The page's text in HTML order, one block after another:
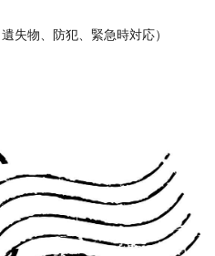
失物、防犯、緊急時対応）